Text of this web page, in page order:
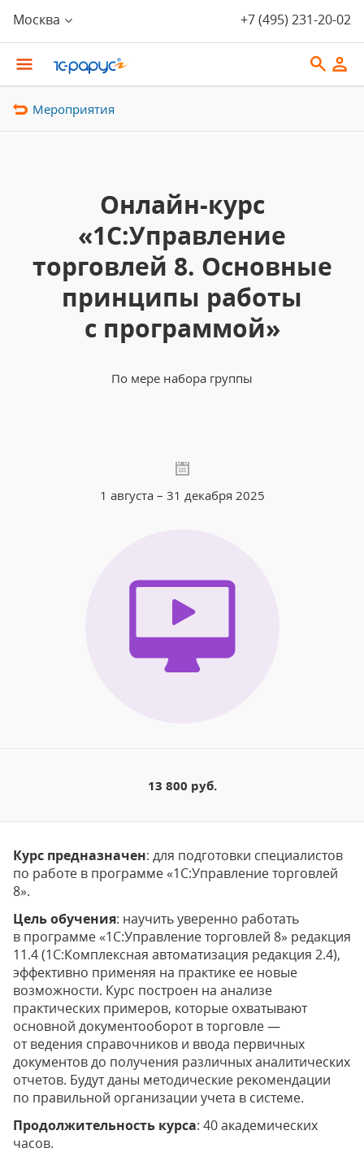
Москва +7 (495) 231-20-02
Мероприятия
Онлайн-курс
«1С:Управление
торговлей 8. Основные
принципы работы
с программой»
По мере набора группы
1 августа – 31 декабря 2025
13 800 руб.
Курс предназначен: для подготовки специалистов
по работе в программе «1С:Управление торговлей
8».
Цель обучения: научить уверенно работать
в программе «1С:Управление торговлей 8» редакция
11.4 (1С:Комплексная автоматизация редакция 2.4),
эффективно применяя на практике ее новые
возможности. Курс построен на анализе
практических примеров, которые охватывают
основной документооборот в торговле —
от ведения справочников и ввода первичных
документов до получения различных аналитических
отчетов. Будут даны методические рекомендации
по правильной организации учета в системе.
Продолжительность курса: 40 академических
часов.